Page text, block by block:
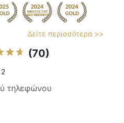
Δείτε περισσότερα >>
(70)
τηλεφώνου